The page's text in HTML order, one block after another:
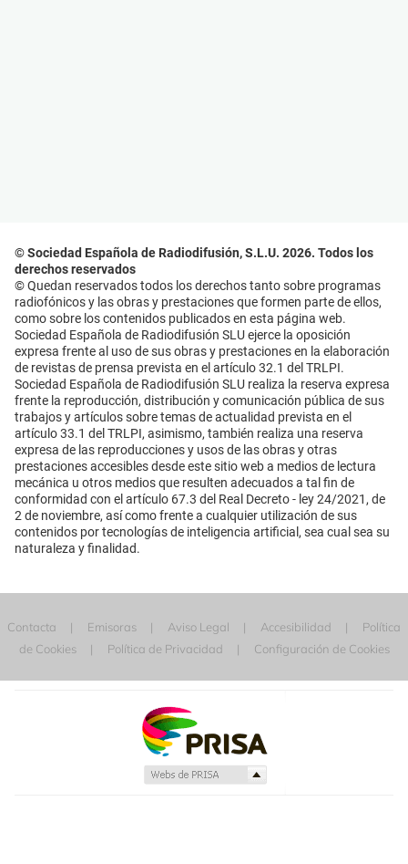
© Sociedad Española de Radiodifusión, S.L.U. 2026. Todos los
derechos reservados
© Quedan reservados todos los derechos tanto sobre programas
radiofónicos y las obras y prestaciones que formen parte de ellos,
como sobre los contenidos publicados en esta página web.
Sociedad Española de Radiodifusión SLU ejerce la oposición
expresa frente al uso de sus obras y prestaciones en la elaboración
de revistas de prensa prevista en el artículo 32.1 del TRLPI.
Sociedad Española de Radiodifusión SLU realiza la reserva expresa
frente la reproducción, distribución y comunicación pública de sus
trabajos y artículos sobre temas de actualidad prevista en el
artículo 33.1 del TRLPI, asimismo, también realiza una reserva
expresa de las reproducciones y usos de las obras y otras
prestaciones accesibles desde este sitio web a medios de lectura
mecánica u otros medios que resulten adecuados a tal fin de
conformidad con el artículo 67.3 del Real Decreto - ley 24/2021, de
2 de noviembre, así como frente a cualquier utilización de sus
contenidos por tecnologías de inteligencia artificial, sea cual sea su
naturaleza y finalidad.
Contacta Emisoras Aviso Legal Accesibilidad
Política
de Cookies
Política de Privacidad Configuración de Cookies